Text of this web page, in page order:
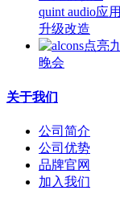
quint audio应
升级改造
晚会
关于我们
公司简介
公司优势
品牌官网
加入我们